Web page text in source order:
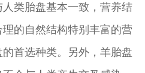
类胎盘基本一致，营养结
的自然结构特别丰富的营
首选种类。另外，羊胎盘